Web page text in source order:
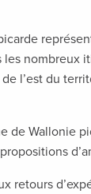
nombreux
l’est du
de Wallonie
retours